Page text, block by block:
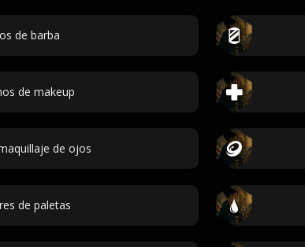
de barba
de makeup
de ojos
de paletas